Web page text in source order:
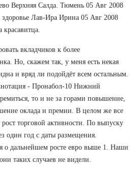
Верхняя Салда. Тюмень 05 Авг 2008
Лав-Ира Ирина 05 Авг 2008
вкладчиков к более
Но, скажем так, у меня есть некая
и вряд ли подойдёт всем остальным.
- Пронабол-10 Нижний
то и не за горами повышение,
оклада и премии. В целом же все
торговой активности. По выпуску
один год с даты размещения.
о дальнейшем росте евро выше 1. Наши
таких случаев не видели.